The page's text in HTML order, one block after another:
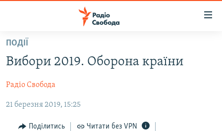
Перейти
основного
Перейти
до
навігації
РАДІО СВОБОДА – 70 РОКІВ
ВСЕ ЗА ДОБУ
СТАТТІ
ПОЛІТИКА
ЕКОНОМІКА
ВІЙНА
РОСІЙСЬКА «ФІЛЬТРАЦІЯ»
ПОДІЇ
Вибори 2019. Оборона країни
Радіо Свобода
21 березня 2019, 15:25
Поділитись Читати без VPN